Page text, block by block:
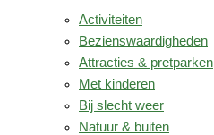
Activiteiten
Bezienswaardigheden
Attracties & pretparken
Met kinderen
Bij slecht weer
Natuur & buiten